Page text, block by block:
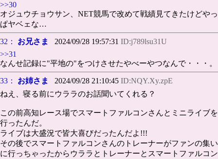
>>30
オジュウチョウサン、NET競馬で改めて戦績見てきたけどやっ
ぱヤベェな…
32： お兄さま 2024/09/28 19:57:31 ID:j789lsu31U
>>31
なんせ記録に"平地の"をつけさせたやべーやつなんで・・・。
33： お姉さま 2024/09/28 21:10:45 ID:NQY.Xy.zpE
ねえ、寝る前にウララのお話聞いてくれる？
この前高知レース場でスマートファルコンさんとミニライブを
行ったんだ。
ライブは大盛況で皆大喜びだったんだよ!!!
その後でスマートファルコンさんのトレーナーがファンの集い
に行っちゃったからウララとトレーナーとスマートファルコン